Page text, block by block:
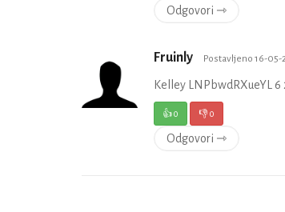
Odgovori ⇾
Fruinly Postavljeno 16-05-
Kelley LNPbwdRXueYL
👍0 👎0
Odgovori ⇾